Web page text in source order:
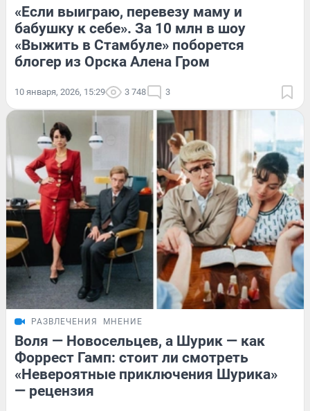
«Если выиграю, перевезу маму и
бабушку к себе». За 10 млн в шоу
«Выжить в Стамбуле» поборется
блогер из Орска Алена Гром
10 января, 2026, 15:29 3 748 3
РАЗВЛЕЧЕНИЯ МНЕНИЕ
Воля — Новосельцев, а Шурик — как
Форрест Гамп: стоит ли смотреть
«Невероятные приключения Шурика»
— рецензия